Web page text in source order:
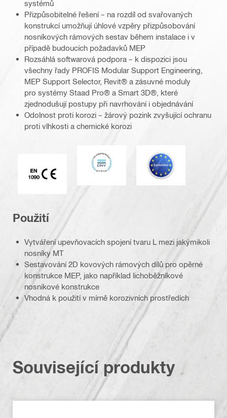
systémů
Přizpůsobitelné řešení – na rozdíl od svařovaných
konstrukcí umožňují úhlové vzpěry přizpůsobování
nosníkových rámových sestav během instalace i v
případě budoucích požadavků MEP
Rozsáhlá softwarová podpora – k dispozici jsou
všechny řady PROFIS Modular Support Engineering,
MEP Support Selector, Revit® a zásuvné moduly
pro systémy Staad Pro® a Smart 3D®, které
zjednodušují postupy při navrhování i objednávání
Odolnost proti korozi – žárový pozink zvyšující ochranu
proti vlhkosti a chemické korozi
Značka CE EN 1090
DNV Eurokód
Použití
Vytváření upevňovacích spojení tvaru L mezi jakýmikoli
nosníky MT
Sestavování 2D kovových rámových dílů pro opěrné
konstrukce MEP, jako například lichoběžníkové
nosníkové konstrukce
Vhodná k použití v mírně korozivních prostředích
Související produkty